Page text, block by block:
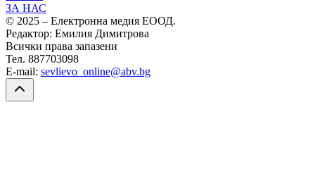
ЗА НАС
© 2025 – Електронна медия ЕООД.
Редактор: Емилия Димитрова
Всички права запазени
Тел. 887703098
E-mail: sevlievo_online@abv.bg